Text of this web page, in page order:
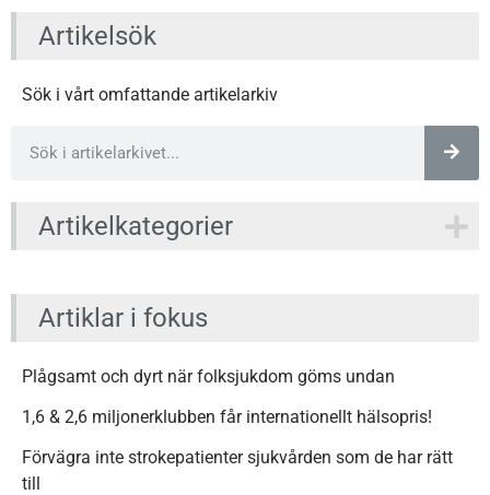
Artikelsök
Sök i vårt omfattande artikelarkiv
Artikelkategorier
Artiklar i fokus
Plågsamt och dyrt när folksjukdom göms undan
1,6 & 2,6 miljonerklubben får internationellt hälsopris!
Förvägra inte strokepatienter sjukvården som de har rätt
till